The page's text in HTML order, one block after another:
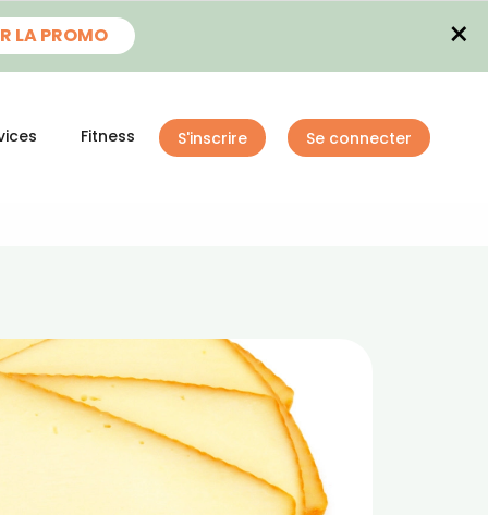
LA PROMO ×
Fitness S'inscrire Se connecter